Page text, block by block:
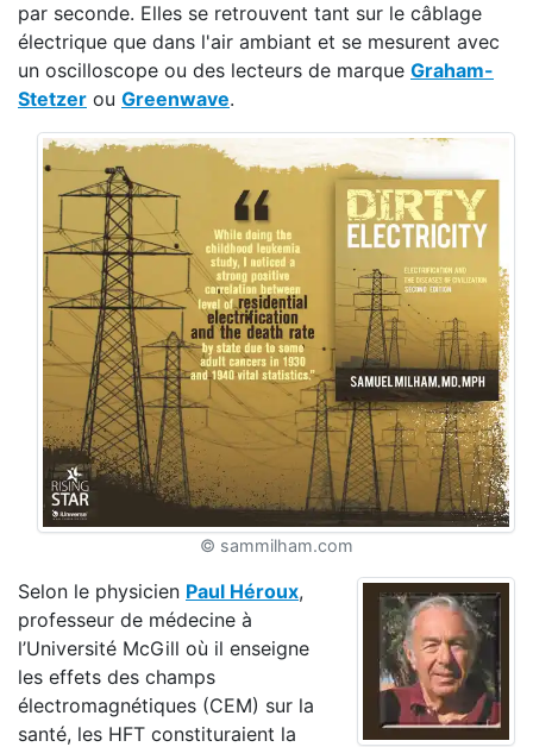
par seconde. Elles se retrouvent tant sur le câblage
électrique que dans l'air ambiant et se mesurent avec
un oscilloscope ou des lecteurs de marque Graham-
Stetzer ou Greenwave.
© sammilham.com
Selon le physicien Paul Héroux,
professeur de médecine à
l’Université McGill où il enseigne
les effets des champs
électromagnétiques (CEM) sur la
santé, les HFT constituraient la